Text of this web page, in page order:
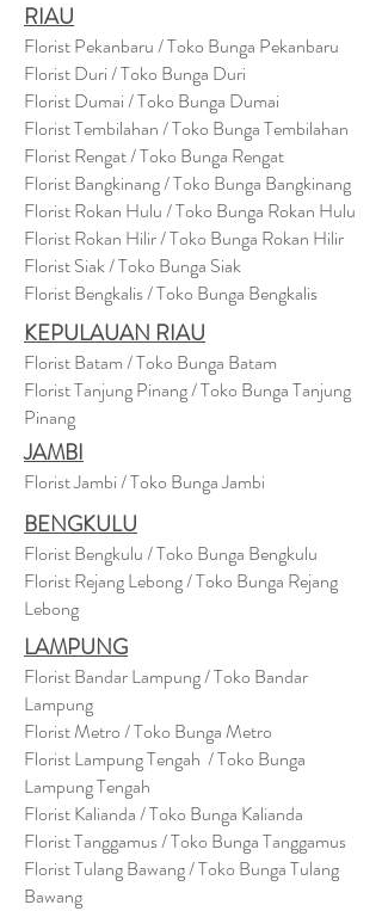
RIAU
Florist Pekanbaru / Toko Bunga Pekanbaru
Florist Duri / Toko Bunga Duri
Florist Dumai / Toko Bunga Dumai
Florist Tembilahan / Toko Bunga Tembilahan
Florist Rengat / Toko Bunga Rengat
Florist Bangkinang / Toko Bunga Bangkinang
Florist Rokan Hulu / Toko Bunga Rokan Hulu
Florist Rokan Hilir / Toko Bunga Rokan Hilir
Florist Siak / Toko Bunga Siak
Florist Bengkalis / Toko Bunga Bengkalis
KEPULAUAN RIAU
Florist Batam / Toko Bunga Batam
Florist Tanjung Pinang / Toko Bunga Tanjung
Pinang
JAMBI
Florist Jambi / Toko Bunga Jambi
BENGKULU
Florist Bengkulu / Toko Bunga Bengkulu
Florist Rejang Lebong / Toko Bunga Rejang
Lebong
LAMPUNG
Florist Bandar Lampung / Toko Bandar
Lampung
Florist Metro / Toko Bunga Metro
Florist Lampung Tengah / Toko Bunga
Lampung Tengah
Florist Kalianda / Toko Bunga Kalianda
Florist Tanggamus / Toko Bunga Tanggamus
Florist Tulang Bawang / Toko Bunga Tulang
Bawang